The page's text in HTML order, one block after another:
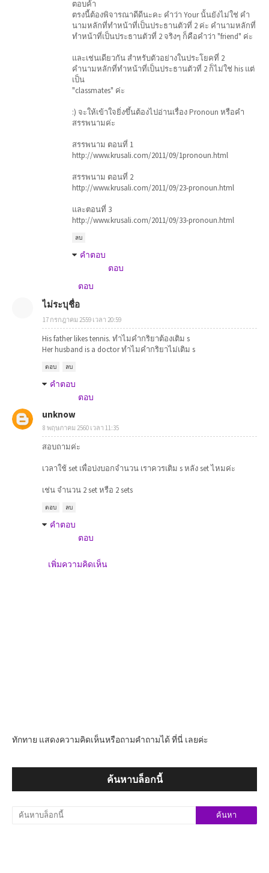
ตอบค้า
ตรงนี้ต้องพิจารณาดีดีนะคะ คำว่า Your นั้นยังไม่ใช่ คำ
นามหลักที่ทำหน้าที่เป็นประธานตัวที่ 2 ค่ะ คำนามหลักที่
ทำหน้าที่เป็นประธานตัวที่ 2 จริงๆ ก็คือคำว่า "friend" ค่ะ
และเช่นเดียวกัน สำหรับตัวอย่างในประโยคที่ 2
คำนามหลักที่ทำหน้าที่เป็นประธานตัวที่ 2 ก็ไม่ใช่ his แต่
เป็น
"classmates" ค่ะ
:) จะให้เข้าใจยิ่งขึ้นต้องไปอ่านเรื่อง Pronoun หรือคำ
สรรพนามค่ะ
สรรพนาม ตอนที่ 1
http://www.krusali.com/2011/09/1pronoun.html
สรรพนาม ตอนที่ 2
http://www.krusali.com/2011/09/23-pronoun.html
และตอนที่ 3
http://www.krusali.com/2011/09/33-pronoun.html
ลบ
คำตอบ
ตอบ
ตอบ
ไม่ระบุชื่อ
17 กรกฎาคม 2559 เวลา 20:59
His father likes tennis. ทำไมคำกริยาต้องเติม s
Her husband is a doctor ทำไมคำกริยาไม่เติม s
ตอบ ลบ
คำตอบ
ตอบ
unknow
8 พฤษภาคม 2560 เวลา 11:35
สอบถามค่ะ
เวลาใช้ set เพื่อบ่งบอกจำนวน เราควรเติม s หลัง set ไหมค่ะ
เช่น จำนวน 2 set หรือ 2 sets
ตอบ ลบ
คำตอบ
ตอบ
เพิ่มความคิดเห็น
ทักทาย แสดงความคิดเห็นหรือถามคำถามได้ ที่นี่ เลยค่ะ
ค้นหาบล็อกนี้